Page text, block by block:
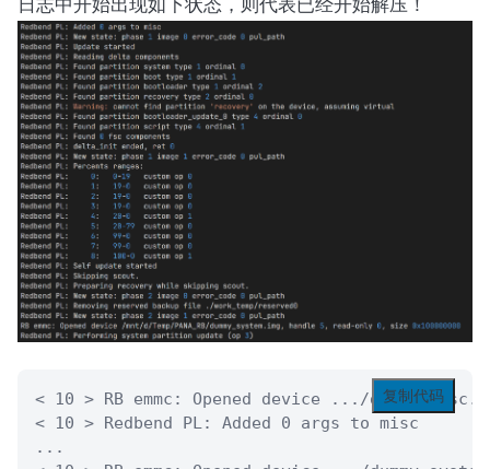
日志中开始出现如下状态，则代表已经开始解压！
复制代码
< 10 > RB emmc: Opened device .../
< 10 > Redbend PL: Added 0 args to misc
...